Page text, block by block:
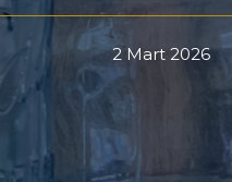
2 Mart 2026